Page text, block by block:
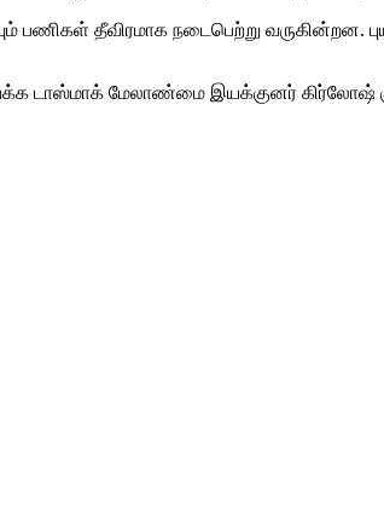
பணிகள் தீவிரமாக நடைபெற்று வருகின்றன.
மேலாண்மை இயக்குனர் கிர்லோஷ்